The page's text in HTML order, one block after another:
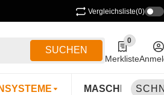
Vergleichsliste(0)
SUCHEN
0
0 Produkte
Merkliste
MASCHINEN &